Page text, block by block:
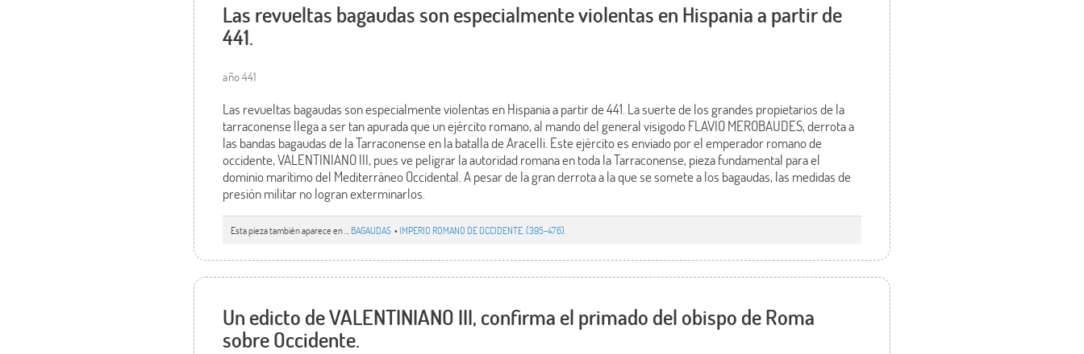
Las revueltas bagaudas son especialmente violentas en Hispania a partir de
441.
año 441
Las revueltas bagaudas son especialmente violentas en Hispania a partir de 441. La suerte de los grandes propietarios de la
tarraconense llega a ser tan apurada que un ejército romano, al mando del general visigodo FLAVIO MEROBAUDES, derrota a
las bandas bagaudas de la Tarraconense en la batalla de Aracelli. Este ejército es enviado por el emperador romano de
occidente, VALENTINIANO III, pues ve peligrar la autoridad romana en toda la Tarraconense, pieza fundamental para el
dominio marítimo del Mediterráneo Occidental. A pesar de la gran derrota a la que se somete a los bagaudas, las medidas de
presión militar no logran exterminarlos.
Esta pieza también aparece en ... BAGAUDAS • IMPERIO ROMANO DE OCCIDENTE. (395-476).
Un edicto de VALENTINIANO III, confirma el primado del obispo de Roma
sobre Occidente.